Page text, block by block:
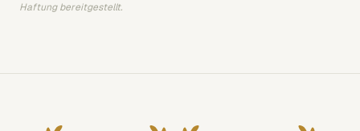
Haftung bereitgestellt.